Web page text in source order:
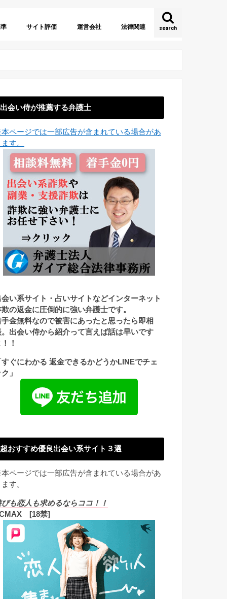
search
サイト評価 運営会社 法律関連
出会い侍が推薦する弁護士
ページでは一部広告が含まれている場合があ
す。
会い系サイト・占いサイトなどインターネット
の返金に圧倒的に強い弁護士です。
手金無料なので被害にあったと思ったら即相
。出会い侍から紹介って言えば話は早いです
！
すぐにわかる 返金できるかどうかLINEでチェ
」
超おすすめ優良出会い系サイト３選
ページでは一部広告が含まれている場合があ
す。
びも恋人も求めるならココ！！
[18禁]